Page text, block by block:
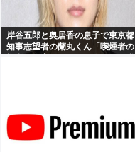
岸谷五郎と奥居香の息子で東京都
知事志望者の蘭丸くん「喫煙者の